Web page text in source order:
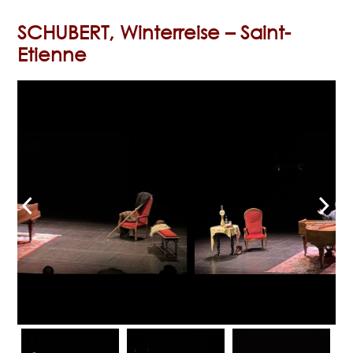
SCHUBERT, Winterreise – Saint-
Etienne
arrow_back_ios arrow_forward_ios